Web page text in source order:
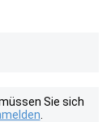
Sie sich